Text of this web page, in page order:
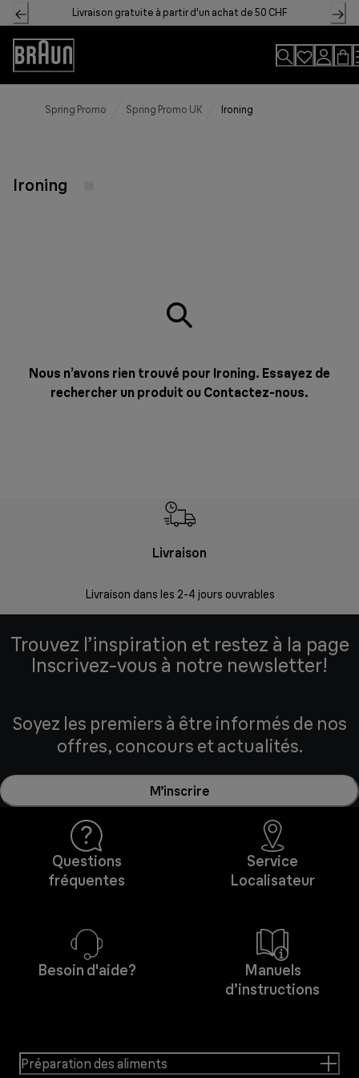
Skip
to
Content
Livraison gratuite à partir d'un achat de 50 CHF
Accessibility
Statement
Spring Promo Spring Promo UK Ironing
Ironing
Nous n’avons rien trouvé pour Ironing. Essayez de
rechercher un produit ou Contactez-nous.
Livraison
Livraison dans les 2-4 jours ouvrables
Trouvez l’inspiration et restez à la page
Inscrivez-vous à notre newsletter!
Soyez les premiers à être informés de nos
offres, concours et actualités.
M’inscrire
Questions
fréquentes
Service
Localisateur
Besoin d'aide?
Manuels
d’instructions
Préparation des aliments